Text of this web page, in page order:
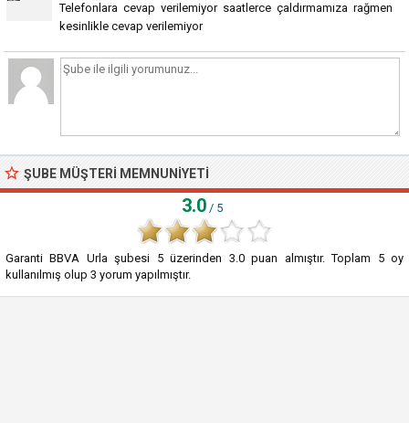
Telefonlara cevap verilemiyor saatlerce çaldırmamıza rağmen
kesinlikle cevap verilemiyor
ŞUBE MÜŞTERI MEMNUNIYETI
3.0 / 5
Garanti BBVA Urla şubesi 5üzerinden 3.0puan almıştır. Toplam 5oy
kullanılmış olup 3 yorum yapılmıştır.